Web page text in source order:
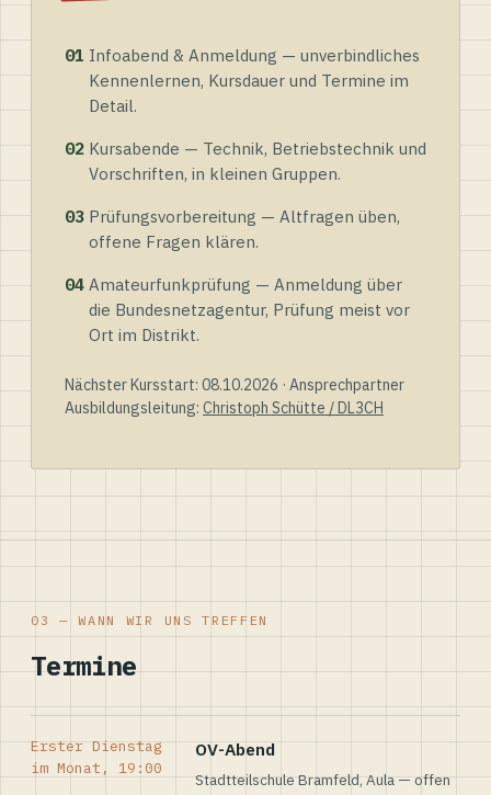
01 Infoabend & Anmeldung — unverbindliches
Kennenlernen, Kursdauer und Termine im
Detail.
02 Kursabende — Technik, Betriebstechnik und
Vorschriften, in kleinen Gruppen.
03 Prüfungsvorbereitung — Altfragen üben,
offene Fragen klären.
04 Amateurfunkprüfung — Anmeldung über
die Bundesnetzagentur, Prüfung meist vor
Ort im Distrikt.
Nächster Kursstart: 08.10.2026 · Ansprechpartner
Ausbildungsleitung: Christoph Schütte / DL3CH
03 — WANN WIR UNS TREFFEN
Termine
Erster Dienstag
im Monat, 19:00
OV-Abend
Stadtteilschule Bramfeld, Aula — offen